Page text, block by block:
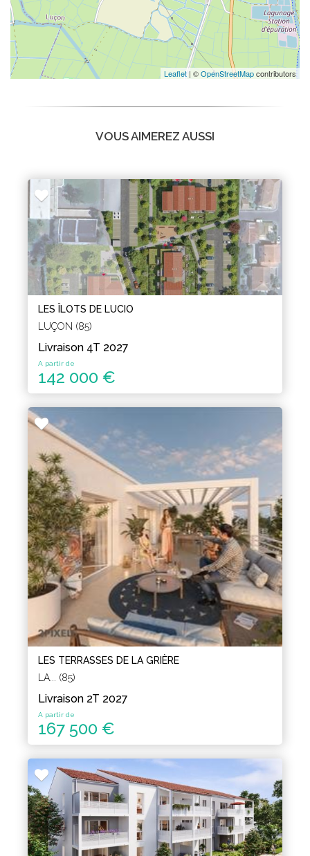
Leaflet | ©OpenStreetMapcontributors
VOUS AIMEREZ AUSSI
LES ÎLOTS DE LUCIO
LUÇON (85)
Livraison 4T 2027
A partir de
142 000 €
LES TERRASSES DE LA GRIÈRE
LA... (85)
Livraison 2T 2027
A partir de
167 500 €